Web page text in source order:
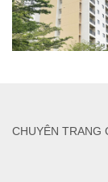
CHUYÊN TRANG